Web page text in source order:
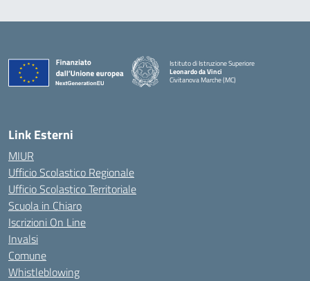
Istituto di Istruzione Superiore
Leonardo da Vinci
Civitanova Marche (MC)
Link Esterni
MIUR
Ufficio Scolastico Regionale
Ufficio Scolastico Territoriale
Scuola in Chiaro
Iscrizioni On Line
Invalsi
Comune
Whistleblowing